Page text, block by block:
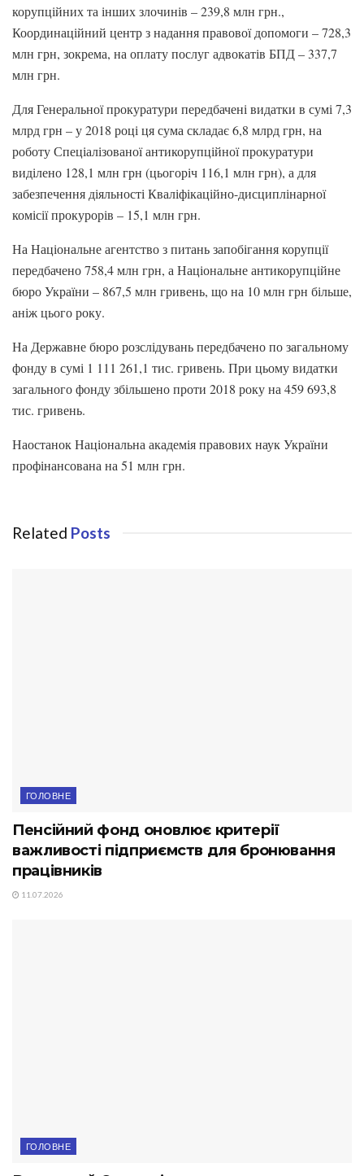
корупційних та інших злочинів – 239,8 млн грн.,
Координаційний центр з надання правової допомоги – 728,3
млн грн, зокрема, на оплату послуг адвокатів БПД – 337,7
млн грн.
Для Генеральної прокуратури передбачені видатки в сумі 7,3
млрд грн – у 2018 році ця сума складає 6,8 млрд грн, на
роботу Спеціалізованої антикорупційної прокуратури
виділено 128,1 млн грн (цьогоріч 116,1 млн грн), а для
забезпечення діяльності Кваліфікаційно-дисциплінарної
комісії прокурорів – 15,1 млн грн.
На Національне агентство з питань запобігання корупції
передбачено 758,4 млн грн, а Національне антикорупційне
бюро України – 867,5 млн гривень, що на 10 млн грн більше,
аніж цього року.
На Державне бюро розслідувань передбачено по загальному
фонду в сумі 1 111 261,1 тис. гривень. При цьому видатки
загального фонду збільшено проти 2018 року на 459 693,8
тис. гривень.
Наостанок Національна академія правових наук України
профінансована на 51 млн грн.
Related Posts
ГОЛОВНЕ
Пенсійний фонд оновлює критерії
важливості підприємств для бронювання
працівників
11.07.2026
ГОЛОВНЕ